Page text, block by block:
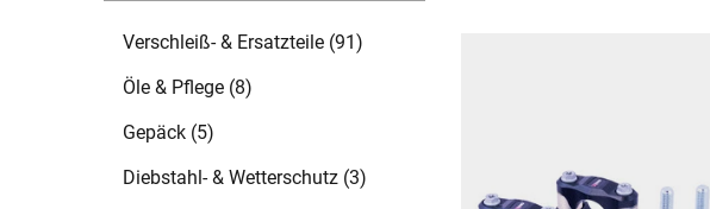
Verschleiß- & Ersatzteile (91)
Öle & Pflege (8)
Gepäck (5)
Diebstahl- & Wetterschutz (3)